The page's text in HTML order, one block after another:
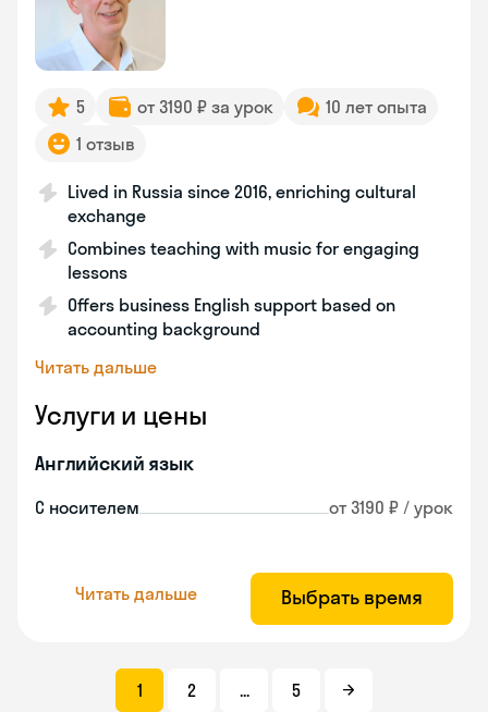
5 от 3190 ₽ за урок
10 лет опыта
1 отзыв
Lived in Russia since 2016, enriching cultural
exchange
Combines teaching with music for engaging
lessons
Offers business English support based on
accounting background
Читать дальше
Услуги и цены
Английский язык
С носителем от 3190 ₽ / урок
Читать дальше Выбрать время
1 2 ... 5